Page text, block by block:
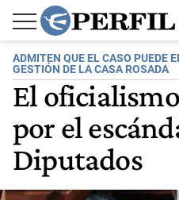
ADMITEN QUE EL CASO PUEDE
GESTIÓN DE LA CASA ROSADA
El
por el
Diputados